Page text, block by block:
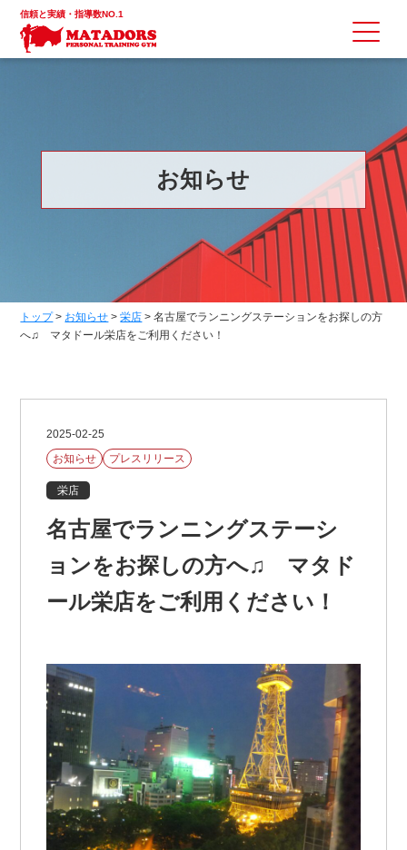
信頼と実績・指導数NO.1
お知らせ
トップ> お知らせ >栄店 >名古屋でランニングステーションをお探しの方
へ♫ マタドール栄店をご利用ください！
2025-02-25
お知らせ
プレスリリース
栄店
名古屋でランニングステーシ
ョンをお探しの方へ♫ マタド
ール栄店をご利用ください！